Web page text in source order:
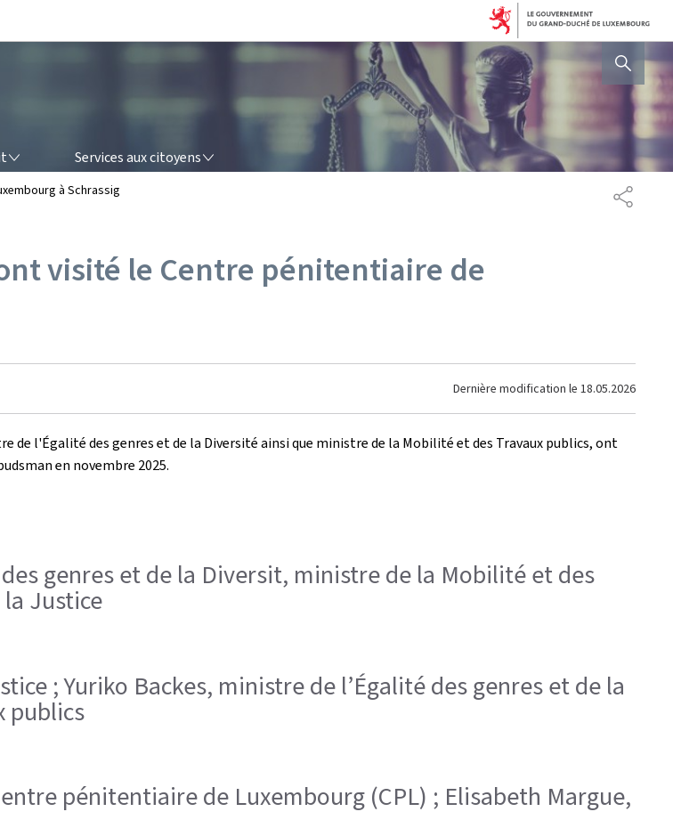
AFFICHER / MASQUER
Services aux citoyens
à Schrassig
visité le Centre pénitentiaire de
Dernière modification le 18.05.2026
de l'Égalité des genres et de la Diversité ainsi que ministre de la Mobilité et des Travaux publics, ont
en novembre 2025.
genres et de la Diversit, ministre de la Mobilité et des
Justice
; Yuriko Backes, ministre de l’Égalité des genres et de la
publics
pénitentiaire de Luxembourg (CPL) ; Elisabeth Margue,